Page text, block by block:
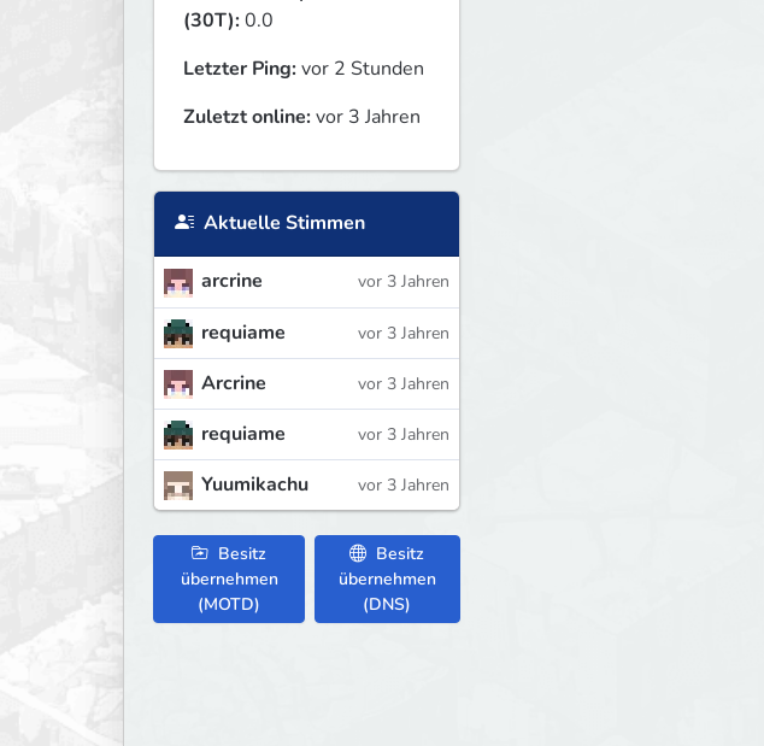
(30T):0.0
Letzter Ping:vor 2 Stunden
Zuletzt online:vor 3 Jahren
Aktuelle Stimmen
arcrine vor 3 Jahren
requiame vor 3 Jahren
Arcrine vor 3 Jahren
requiame vor 3 Jahren
Yuumikachu vor 3 Jahren
Besitz
übernehmen
(MOTD)
Besitz
übernehmen
(DNS)